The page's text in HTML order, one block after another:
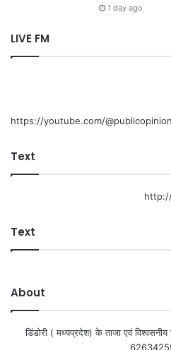
1 day ago
LIVE FM
https://youtube.com/
Text
Text
About
डिंडोरी ( मध्यप्रदेश) के ताजा एवं